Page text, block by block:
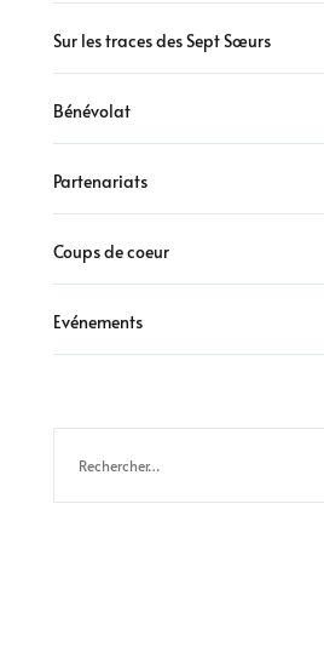
Sur les traces des Sept Sœurs
Bénévolat
Partenariats
Coups de coeur
Evénements